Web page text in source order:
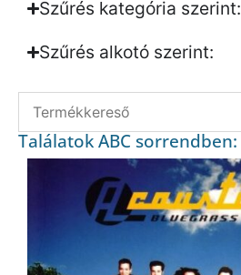
Szűrés kategória szerint:
Szűrés alkotó szerint:​
Találatok ABC sorrendben: